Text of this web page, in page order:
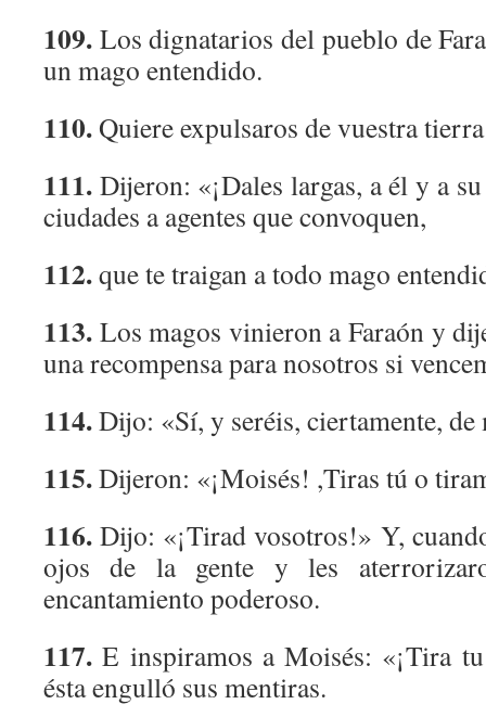
109. Los dignatarios del pueblo de
un mago entendido.
110.Quiere expulsaros de vuestra
111. Dijeron: «¡Dales largas, a él y a
ciudades a agentes que convoquen,
112.que te traigan a todo mago
113. Los magos vinieron a Faraón y
una recompensa para nosotros si
114.Dijo: «Sí, y seréis, ciertamente, de
115.Dijeron: «¡Moisés! ,Tiras tú o
116.Dijo: «¡Tirad vosotros!» Y,
ojos de la gente y les
encantamiento poderoso.
117.E inspiramos a Moisés: «¡Tira
ésta engulló sus mentiras.